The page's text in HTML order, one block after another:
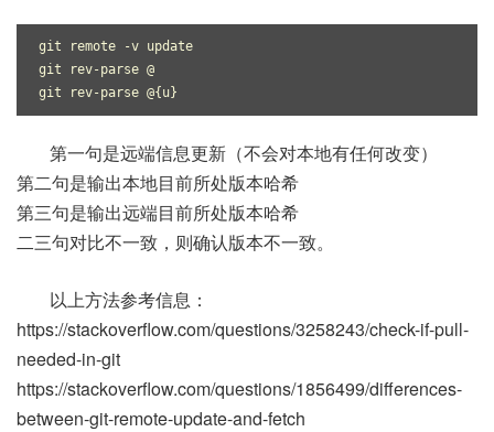
git remote -v update
git rev-parse @
git rev-parse @{u}
第一句是远端信息更新（不会对本地有任何改变）
第二句是输出本地目前所处版本哈希
第三句是输出远端目前所处版本哈希
二三句对比不一致，则确认版本不一致。
以上方法参考信息：
https://stackoverflow.com/questions/3258243/check-if-pull-
needed-in-git
https://stackoverflow.com/questions/1856499/differences-
between-git-remote-update-and-fetch